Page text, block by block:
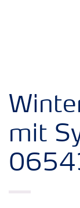
mit